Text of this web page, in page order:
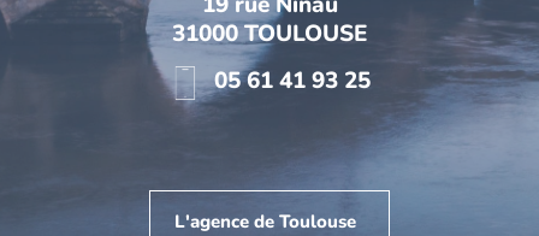
31000 TOULOUSE
05 61 41 93 25
L'agence de Toulouse